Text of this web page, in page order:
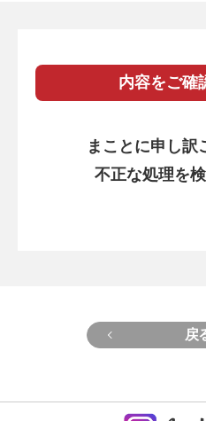
内容をご確
まことに申し訳
不正な処理を
戻